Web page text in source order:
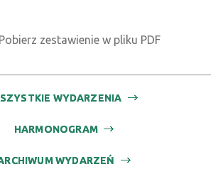
Pobierz zestawienie w pliku PDF
WYDARZENIA
HARMONOGRAM
WYDARZEŃ